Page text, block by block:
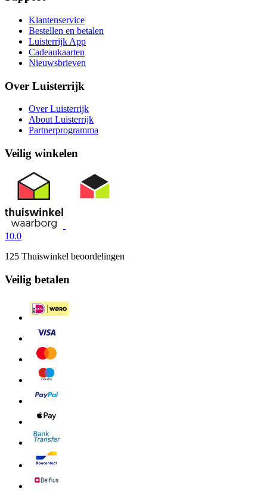
Klantenservice
Bestellen en betalen
Luisterrijk App
Cadeaukaarten
Nieuwsbrieven
Over Luisterrijk
Over Luisterrijk
About Luisterrijk
Partnerprogramma
Veilig winkelen
10.0
125 Thuiswinkel beoordelingen
Veilig betalen